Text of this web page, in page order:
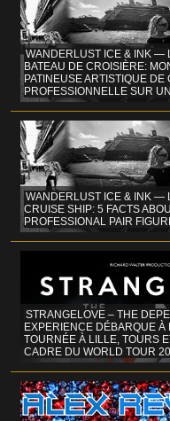
WANDERLUST ICE & INK —
BATEAU DE CROISIÈRE:
PATINEUSE ARTISTIQUE DE
PROFESSIONNELLE SUR
WANDERLUST ICE & INK —
CRUISE SHIP: 5 FACTS
PROFESSIONAL PAIR
STRANGELOVE – THE
EXPERIENCE DÉBARQUE À
TOURNÉE À LILLE, TOURS
CADRE DU WORLD TOUR